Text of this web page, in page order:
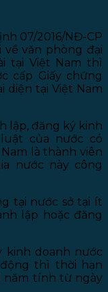
07/2016/NĐ-CP
văn phòng đại
tại Việt Nam thì
cấp Giấy chứng
diện tại Việt Nam
lập, đăng ký kinh
của nước có
là thành viên
nước này công
tại nước sở tại ít
lập hoặc đăng
kinh doanh nước
thì thời hạn
năm tính từ ngày